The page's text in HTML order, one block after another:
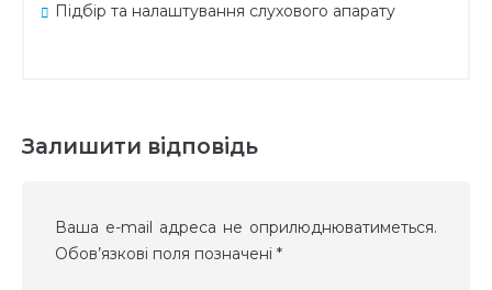
Підбір та налаштування слухового апарату
Залишити відповідь
Ваша e-mail адреса не оприлюднюватиметься.
Обов’язкові поля позначені *